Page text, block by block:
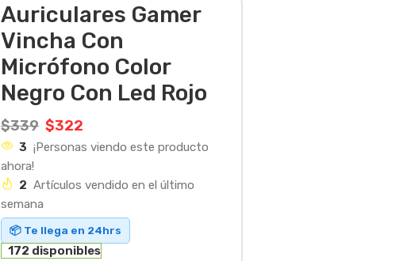
Auriculares Gamer
Vincha Con
Micrófono Color
Negro Con Led Rojo
$339 $322
3 ¡Personas viendo este producto
ahora!
2 Artículos vendido en el último
semana
📦 Te llega en 24hrs
172 disponibles